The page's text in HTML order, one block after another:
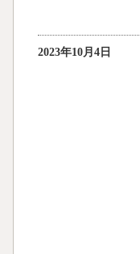
2023年10月4日